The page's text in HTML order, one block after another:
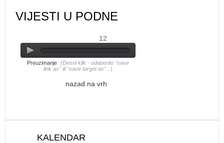
VIJESTI U PODNE
12
Preuzimanje (Desni klik - odaberite "save
link as" ili "save target as"...)
nazad na vrh
KALENDAR
Zaboravili ste lozinku?